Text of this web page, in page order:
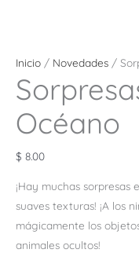
Inicio / Novedades /
Océano
$ 8.00
¡Hay muchas sorpresas
suaves texturas! ¡A los
mágicamente los
animales ocultos!